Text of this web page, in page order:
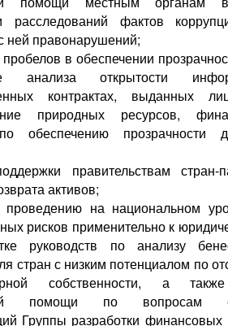
расследований фактов
ней правонарушений;
в обеспечении
анализа открытости
контрактах, выданных
природных ресурсов,
обеспечению прозрачности
правительствам стран-
активов;
проведению на национальном
рисков применительно к
руководств по анализу
стран с низким потенциалом по
собственности, а
помощи по вопросам
Группы разработки